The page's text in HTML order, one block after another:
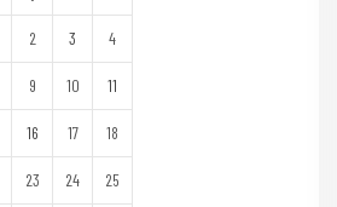
2 3 4
9 10 11
16 17 18
23 24 25